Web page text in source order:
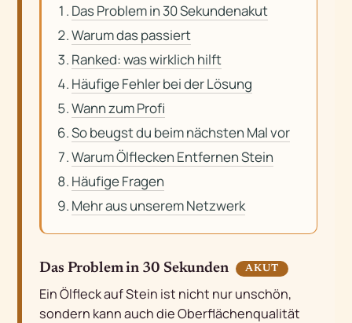
Das Problem in 30 Sekundenakut
Warum das passiert
Ranked: was wirklich hilft
Häufige Fehler bei der Lösung
Wann zum Profi
So beugst du beim nächsten Mal vor
Warum Ölflecken Entfernen Stein
Häufige Fragen
Mehr aus unserem Netzwerk
Das Problem in 30 Sekunden AKUT
Ein Ölfleck auf Stein ist nicht nur unschön,
sondern kann auch die Oberflächenqualität